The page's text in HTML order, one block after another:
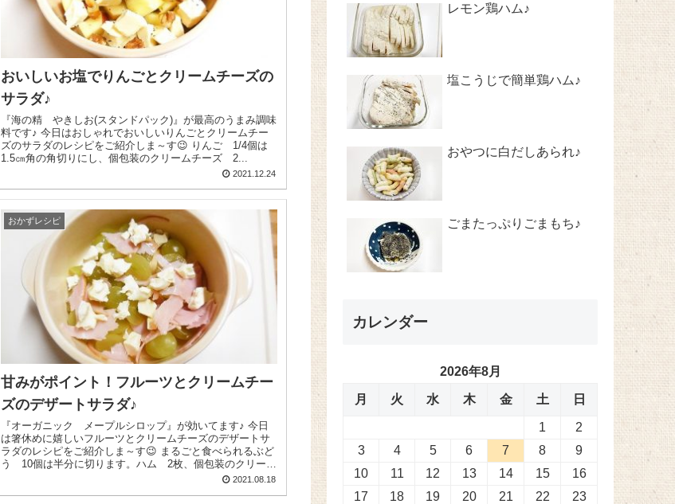
おいしいお塩でりんごとクリームチーズの
サラダ♪
『海の精 やきしお(スタンドパック)』が最高のうまみ調味
料です♪ 今日はおしゃれでおいしいりんごとクリームチー
ズのサラダのレシピをご紹介しま～す😉 りんご 1/4個は
1.5㎝角の角切りにし、個包装のクリームチーズ 2...
2021.12.24
おかずレシピ
甘みがポイント！フルーツとクリームチー
ズのデザートサラダ♪
『オーガニック メープルシロップ』が効いてます♪ 今日
は箸休めに嬉しいフルーツとクリームチーズのデザートサ
ラダのレシピをご紹介しま～す😉 まるごと食べられるぶど
う 10個は半分に切ります。ハム 2枚、個包装のクリー
2021.08.18
レモン鶏ハム♪
塩こうじで簡単鶏ハム♪
おやつに白だしあられ♪
ごまたっぷりごまもち♪
カレンダー
2026年8月
月 火 水 木 金 土 日
1
2
3
4 5 6 7 8
9
10
11 12 13 14 15
16
17
18 19 20 21 22
23